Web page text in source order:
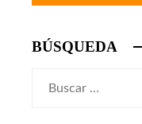
BÚSQUEDA